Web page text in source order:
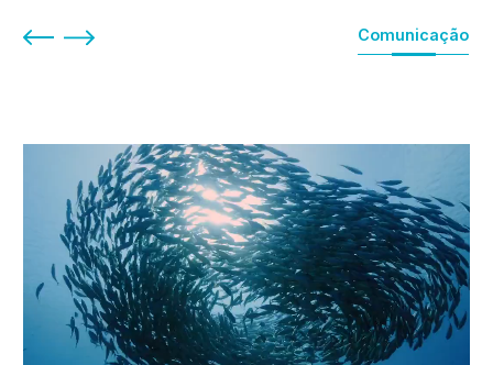
Comunicação